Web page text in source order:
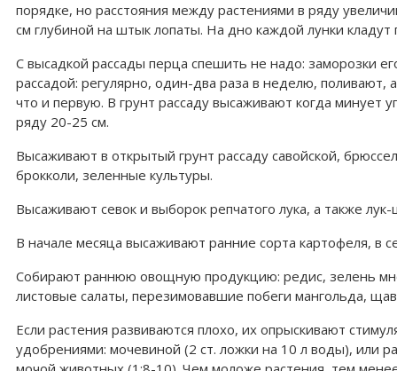
порядке, но расстояния между растениями в ряду
см глубиной на штык лопаты. На дно каждой лунки кладут
С высадкой рассады перца спешить не надо: заморозки
рассадой: регулярно, один-два раза в неделю,
что и первую. В грунт рассаду высаживают когда минует
ряду 20-25 см.
Высаживают в открытый грунт рассаду савойской,
брокколи, зеленные культуры.
Высаживают севок и выборок репчатого лука, а также
В начале месяца высаживают ранние сорта картофеля, в
Собирают раннюю овощную продукцию: редис, зелень
листовые салаты, перезимовавшие побеги мангольда,
Если растения развиваются плохо, их опрыскивают
удобрениями: мочевиной (2 ст. ложки на 10 л воды), или